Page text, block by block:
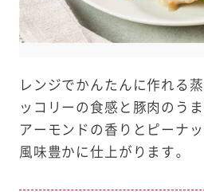
レンジでかんたんに作れる
ッコリーの食感と豚肉のうま
アーモンドの香りとピーナッ
風味豊かに仕上がります。